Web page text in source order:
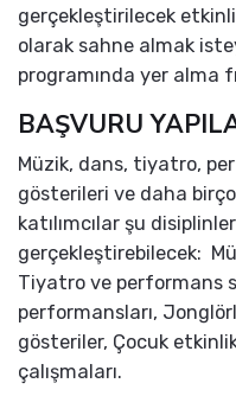
gerçekleştirilecek
olarak sahne almak
programında yer alma
BAŞVURU
Müzik, dans, tiyatro,
gösterileri ve daha
katılımcılar şu
gerçekleştirebilecek:
Tiyatro ve performans
performansları,
gösteriler, Çocuk
çalışmaları.